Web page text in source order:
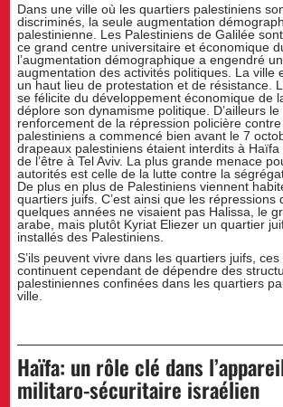
Dans une ville où les quartiers palestiniens
discriminés, la seule augmentation
palestinienne. Les Palestiniens de Galilée
ce grand centre universitaire et économique
l’augmentation démographique a engendré
augmentation des activités politiques. La ville
un haut lieu de protestation et de résistance.
se félicite du développement économique de
déplore son dynamisme politique. D’ailleurs le
renforcement de la répression policière
palestiniens a commencé bien avant le 7
drapeaux palestiniens étaient interdits à Haïfa
de l’être à Tel Aviv. La plus grande menace
autorités est celle de la lutte contre la
De plus en plus de Palestiniens viennent
quartiers juifs. C’est ainsi que les répressions
quelques années ne visaient pas Halissa, le
arabe, mais plutôt Kyriat Eliezer un quartier
installés des Palestiniens.
S’ils peuvent vivre dans les quartiers juifs,
continuent cependant de dépendre des
palestiniennes confinées dans les quartiers
ville.
Haïfa: un rôle clé dans
militaro-sécuritaire israélien